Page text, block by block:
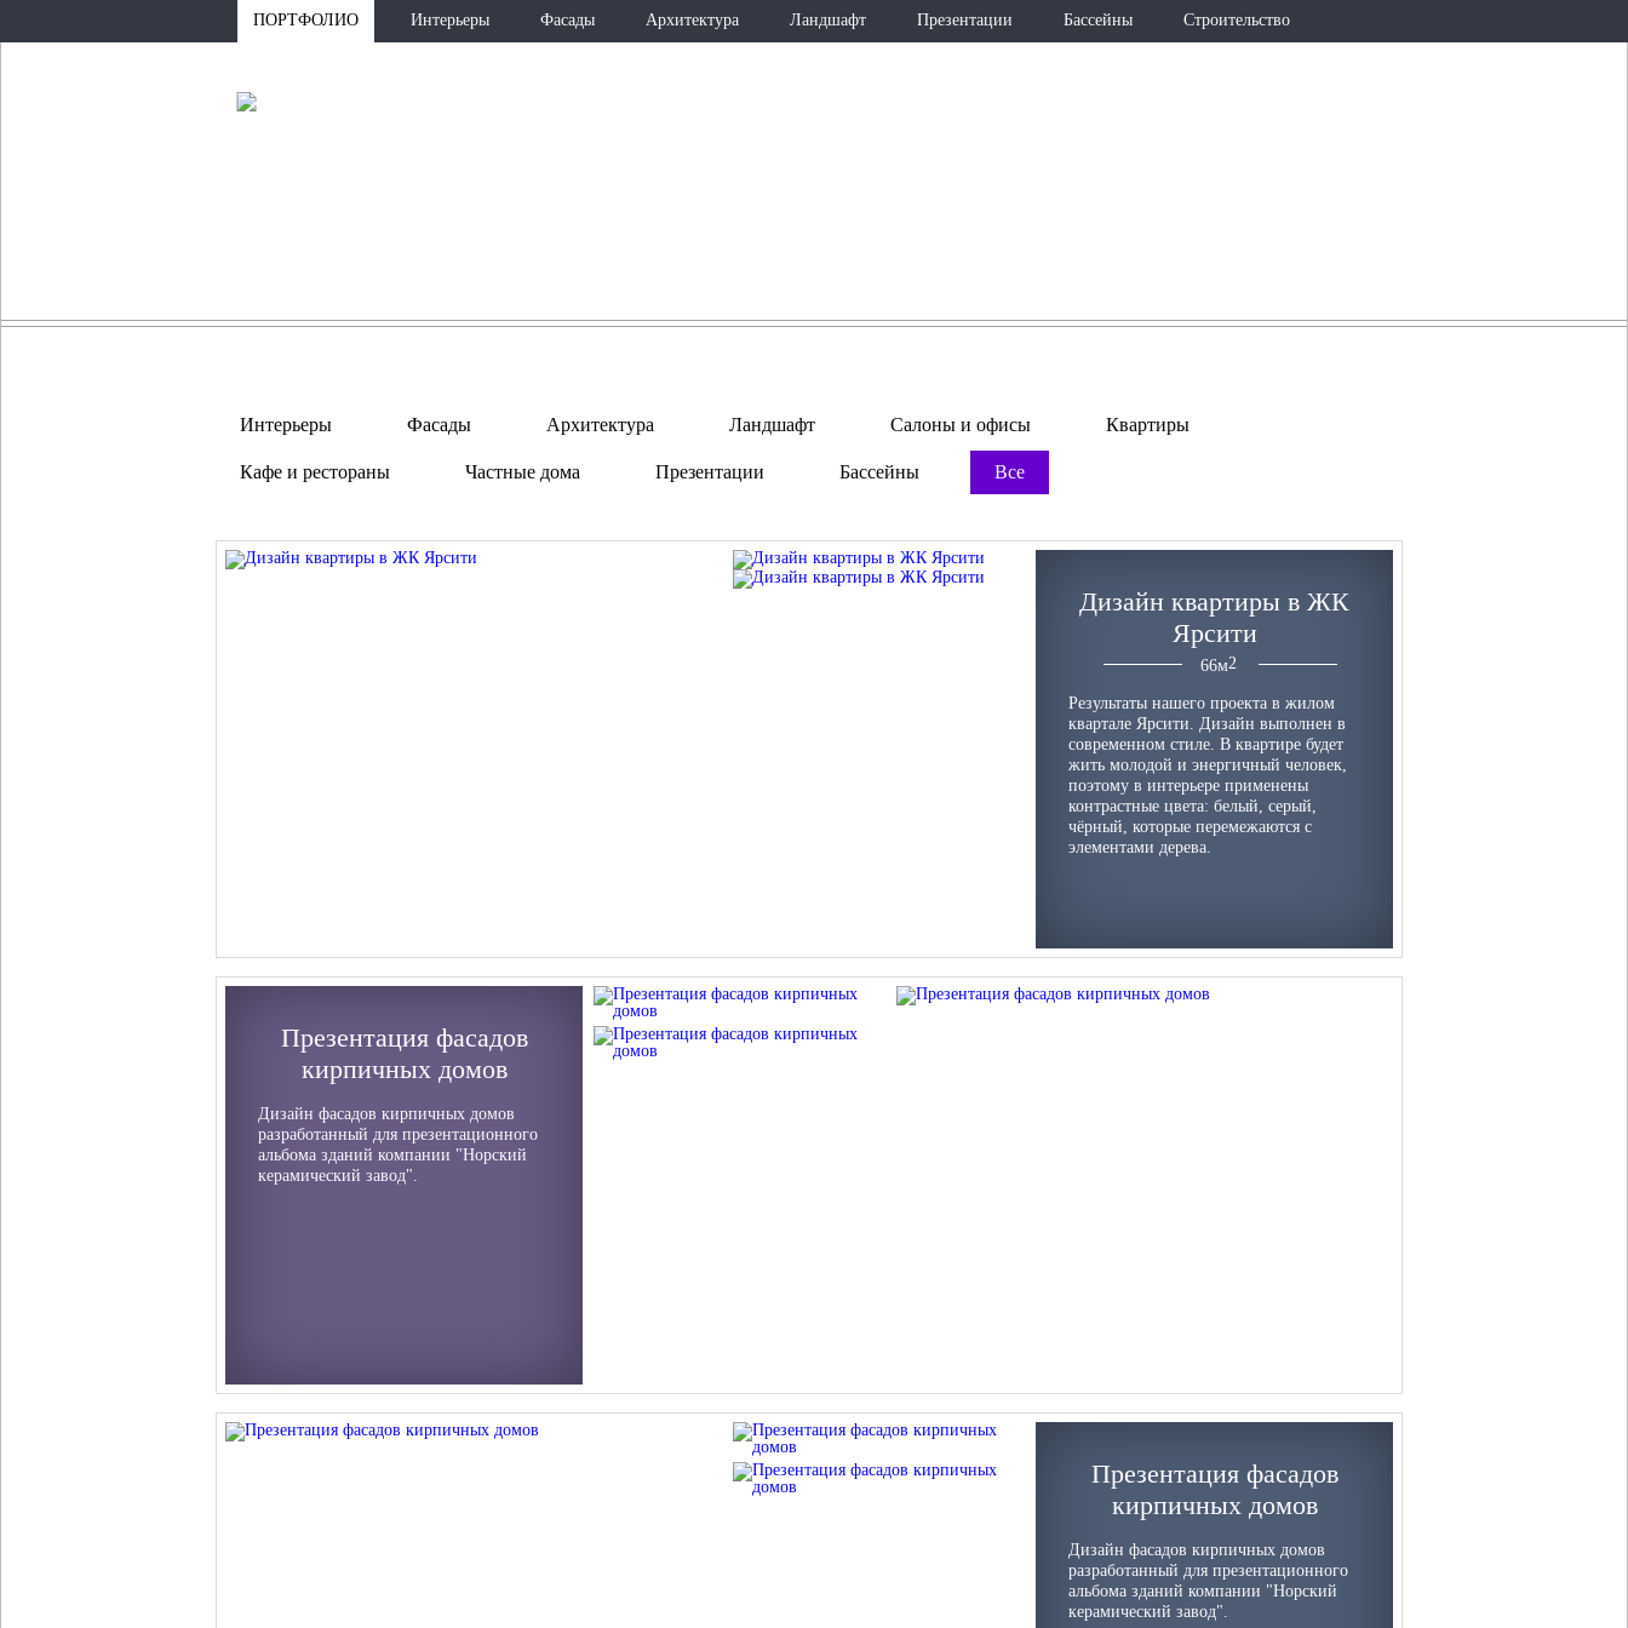
ПОРТФОЛИО Интерьеры Фасады Архитектура Ландшафт Презентации Бассейны Строительство
Интерьеры Фасады Архитектура Ландшафт Салоны и офисы Квартиры
Кафе и рестораны Частные дома Презентации Бассейны Все
Дизайн квартиры в ЖК
Ярсити
66м
Результаты нашего проекта в жилом
квартале Ярсити. Дизайн выполнен в
современном стиле. В квартире будет
жить молодой и энергичный человек,
поэтому в интерьере применены
контрастные цвета: белый, серый,
чёрный, которые перемежаются с
элементами дерева.
Презентация фасадов
кирпичных домов
Дизайн фасадов кирпичных домов
разработанный для презентационного
альбома зданий компании "Норский
керамический завод".
Презентация фасадов
кирпичных домов
Дизайн фасадов кирпичных домов
разработанный для презентационного
альбома зданий компании "Норский
керамический завод".